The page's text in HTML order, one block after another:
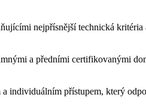
nejpřísnější technická
a předními certifikovanými
individuálním přístupem, který